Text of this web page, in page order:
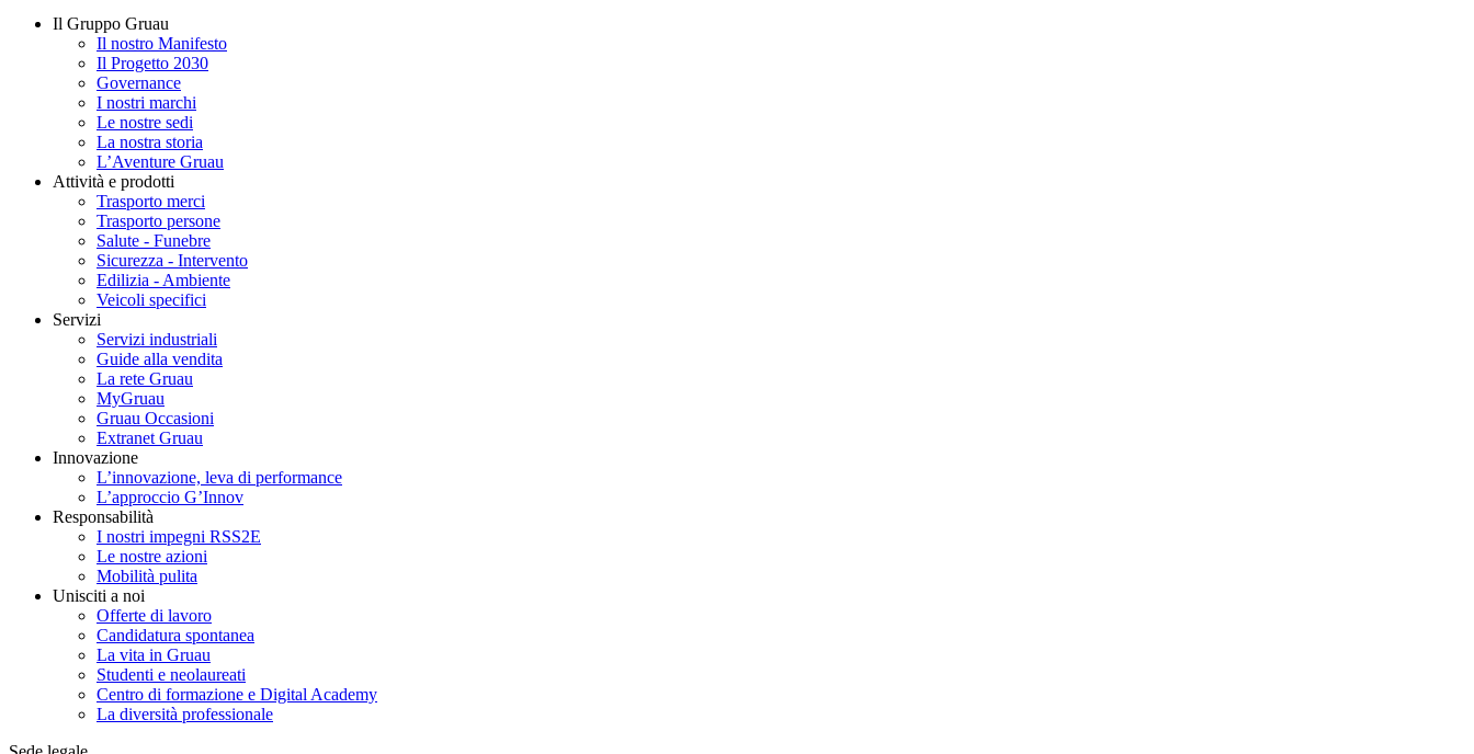
Il Gruppo Gruau
Il nostro Manifesto
Il Progetto 2030
Governance
I nostri marchi
Le nostre sedi
La nostra storia
L’Aventure Gruau
Attività e prodotti
Trasporto merci
Trasporto persone
Salute - Funebre
Sicurezza - Intervento
Edilizia - Ambiente
Veicoli specifici
Servizi
Servizi industriali
Guide alla vendita
La rete Gruau
MyGruau
Gruau Occasioni
Extranet Gruau
Innovazione
L’innovazione, leva di performance
L’approccio G’Innov
Responsabilità
I nostri impegni RSS2E
Le nostre azioni
Mobilità pulita
Unisciti a noi
Offerte di lavoro
Candidatura spontanea
La vita in Gruau
Studenti e neolaureati
Centro di formazione e Digital Academy
La diversità professionale